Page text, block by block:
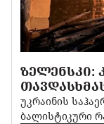
ᲖᲔᲚᲔᲜᲡᲙᲘ:
უკრაინის
ბალისტიკური